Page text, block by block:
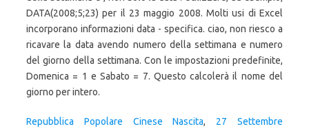
Repubblica Popolare Cinese Nascita, 27 Settembre